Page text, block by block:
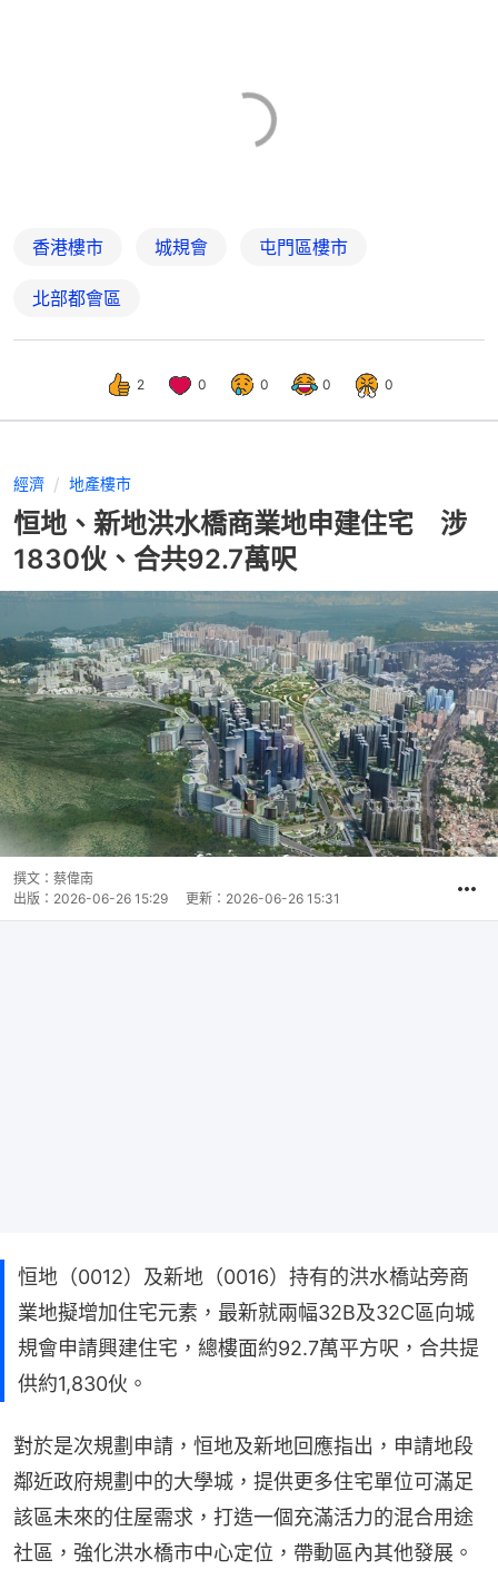
香港樓市 城規會 屯門區樓市
北部都會區
2 0 0 0 0
經濟 地產樓市
恒地、新地洪水橋商業地申建住宅 涉
1830伙、合共92.7萬呎
撰文： 蔡偉南
出版： 2026-06-26 15:29 更新： 2026-06-26 15:31
恒地（0012）及新地（0016）持有的洪水橋站旁商
業地擬增加住宅元素，最新就兩幅32B及32C區向城
規會申請興建住宅，總樓面約92.7萬平方呎，合共提
供約1,830伙。
對於是次規劃申請，恒地及新地回應指出，申請地段
鄰近政府規劃中的大學城，提供更多住宅單位可滿足
該區未來的住屋需求，打造一個充滿活力的混合用途
社區，強化洪水橋市中心定位，帶動區內其他發展。